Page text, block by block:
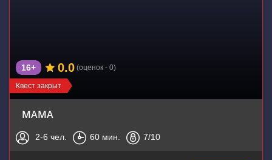
Квест закрыт
16+ 0.0 (оценок - 0)
МАМА
2-6 чел. 60 мин. 7/10